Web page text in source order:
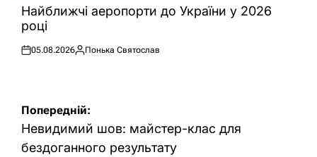
УНайближчі аеропорти до України у 2026
році
Оприлюднено
05.08.2026
Опубліковано
Понька Святослав
Навігація
записів
Попередній:
Невидимий шов: майстер-клас для
бездоганного результату